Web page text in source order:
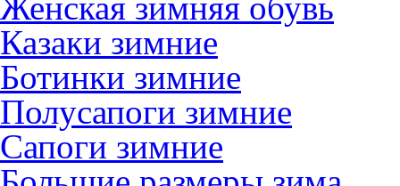
Казаки зимние
Ботинки зимние
Полусапоги зимние
Сапоги зимние